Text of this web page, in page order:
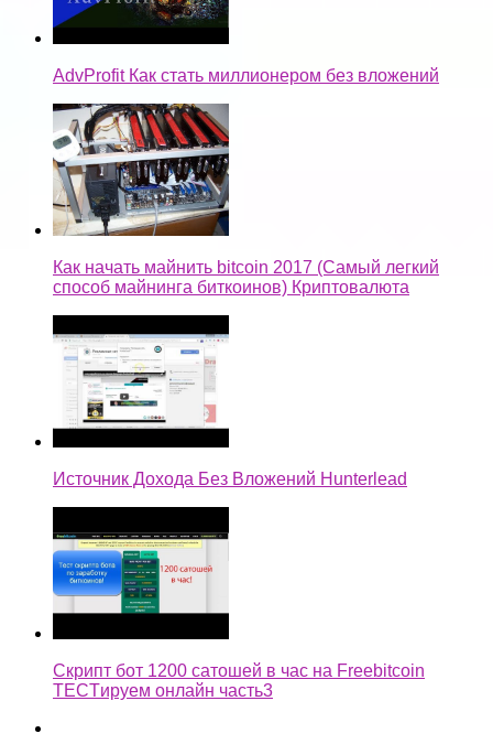
AdvProfit Как стать миллионером без вложений
Как начать майнить bitcoin 2017 (Самый легкий
способ майнинга биткоинов) Криптовалюта
Источник Дохода Без Вложений Hunterlead
Скрипт бот 1200 сатошей в час на Freebitcoin
TECTируем онлайн часть3